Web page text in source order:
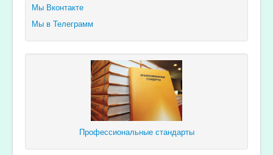
Мы Вконтакте
Мы в Телеграмм
Профессиональные стандарты